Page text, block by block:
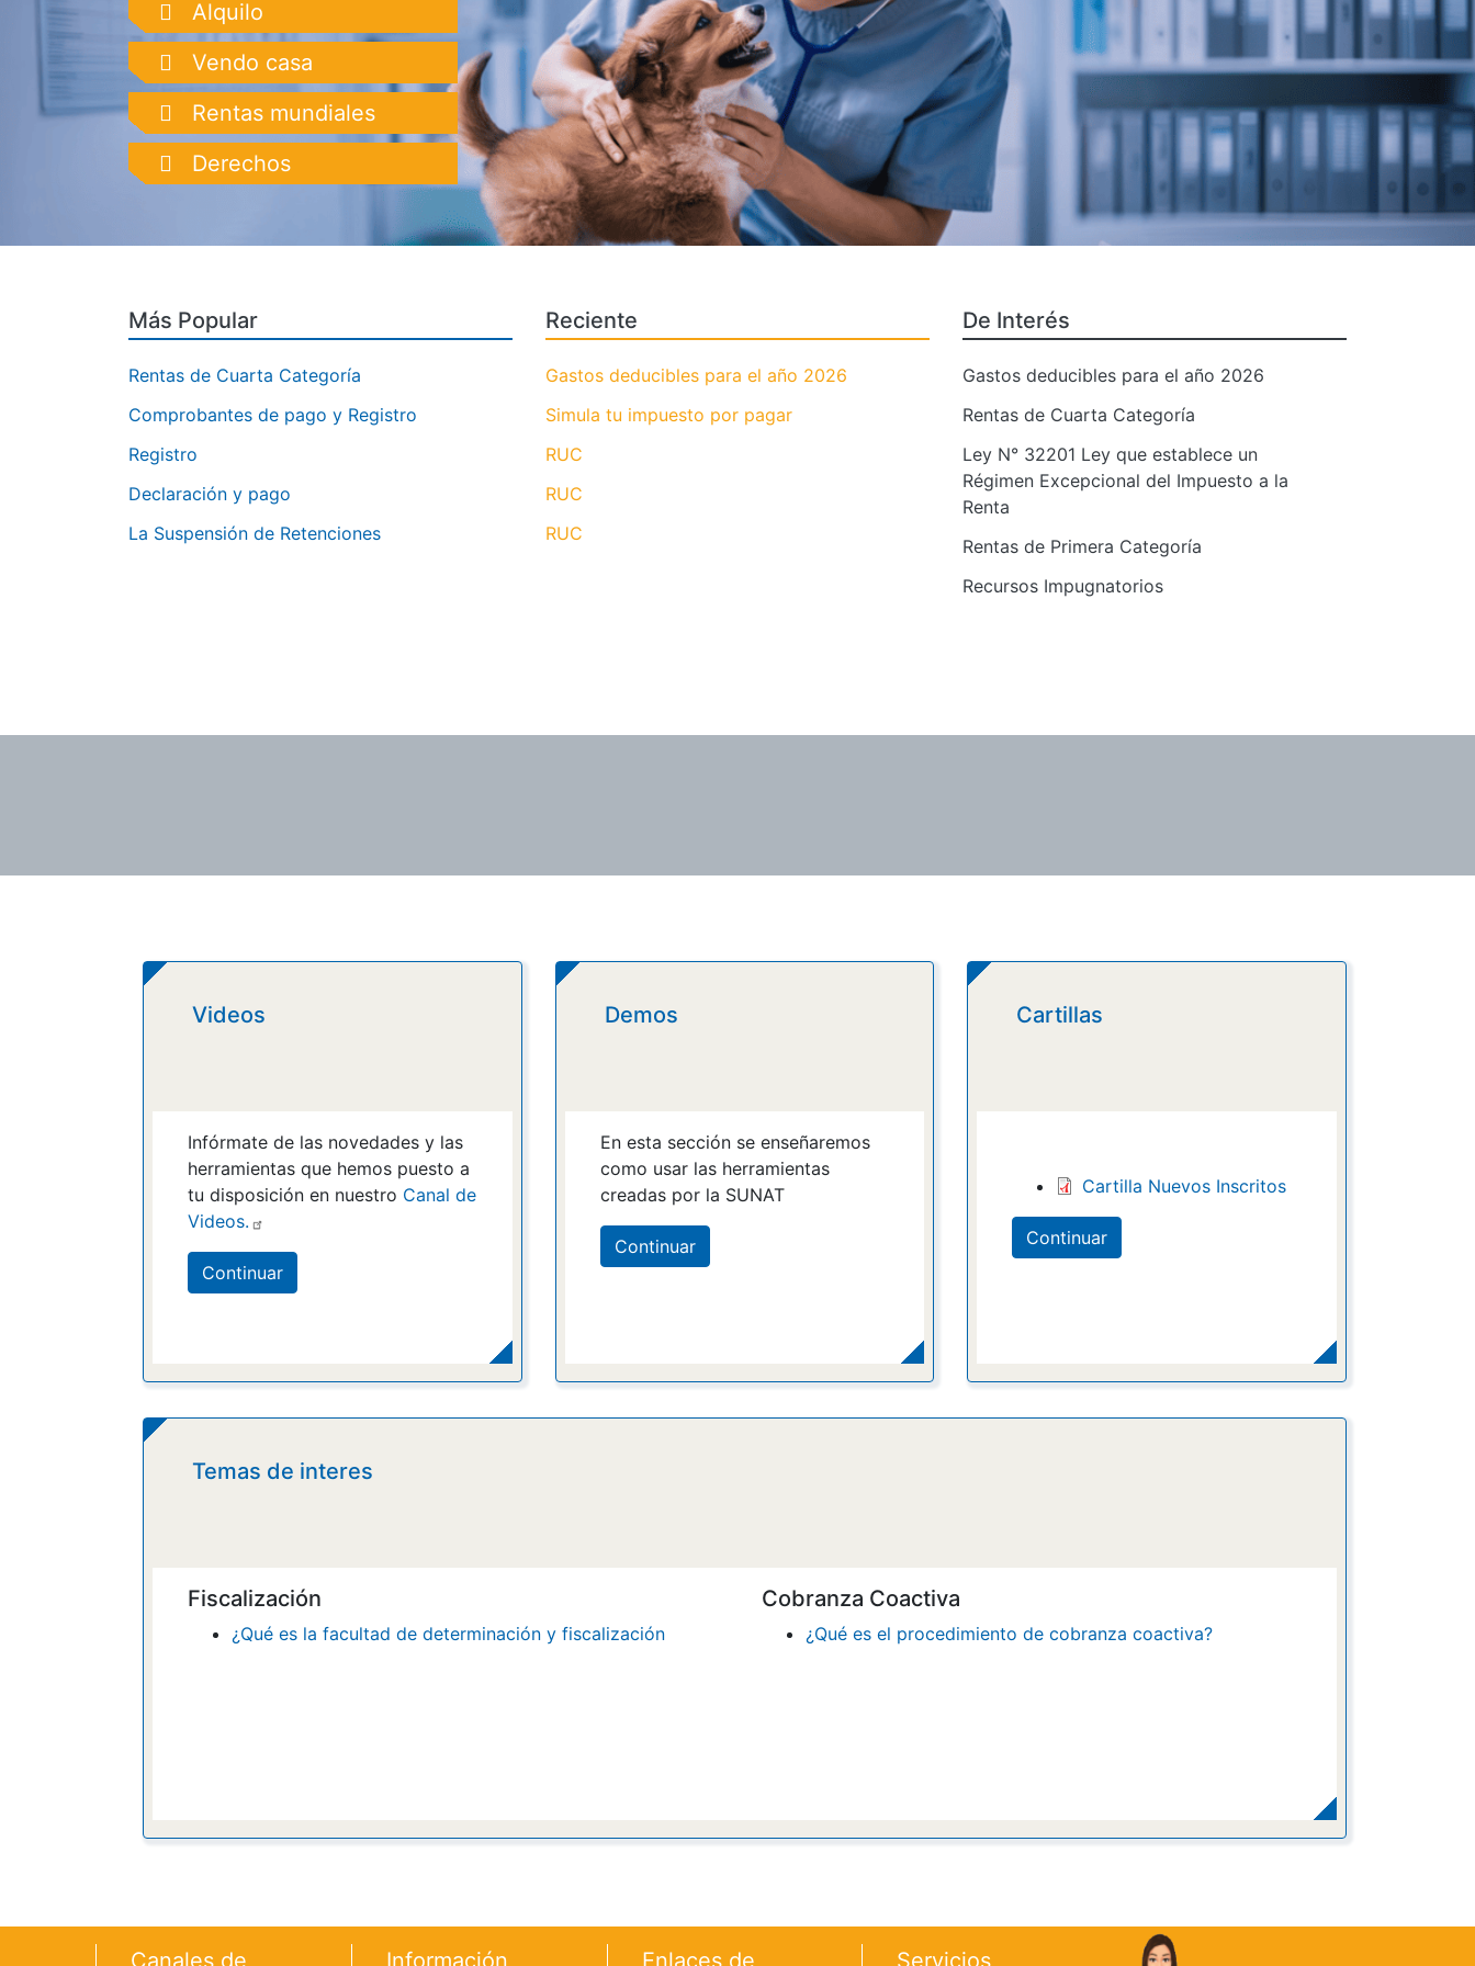
Icon
Font
Awesome
Icon
Alquilo
Font
Awesome
Icon
Vendo casa
Font
Awesome
Icon
Rentas mundiales
Font Derechos
Más Popular
Rentas de Cuarta Categoría
Comprobantes de pago y Registro
Registro
Declaración y pago
La Suspensión de Retenciones
Reciente
Gastos deducibles para el año 2026
Simula tu impuesto por pagar
RUC
RUC
RUC
De Interés
Gastos deducibles para el año 2026
Rentas de Cuarta Categoría
Ley N° 32201 Ley que establece un
Régimen Excepcional del Impuesto a la
Renta
Rentas de Primera Categoría
Recursos Impugnatorios
Videos
Infórmate de las novedades y las
herramientas que hemos puesto a
tu disposición en nuestro Canal de
Videos.
Continuar
Demos
En esta sección se enseñaremos
como usar las herramientas
creadas por la SUNAT
Continuar
Cartillas
Cartilla Nuevos Inscritos
Continuar
Temas de interes
Fiscalización
¿Qué es la facultad de determinación y fiscalización
Cobranza Coactiva
¿Qué es el procedimiento de cobranza coactiva?
Canales de Información Enlaces de Servicios